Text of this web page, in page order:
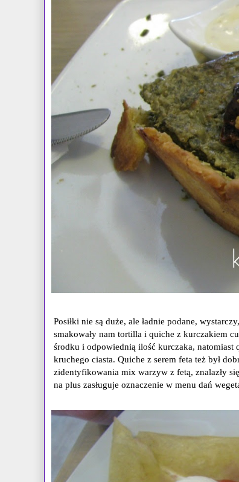
Posiłki nie są duże, ale ładnie podane,
smakowały nam tortilla i quiche z kurczakiem
środku i odpowiednią ilość kurczaka, natomiast
kruchego ciasta. Quiche z serem feta też był
zidentyfikowania mix warzyw z fetą, znalazły
na plus zasługuje oznaczenie w menu dań